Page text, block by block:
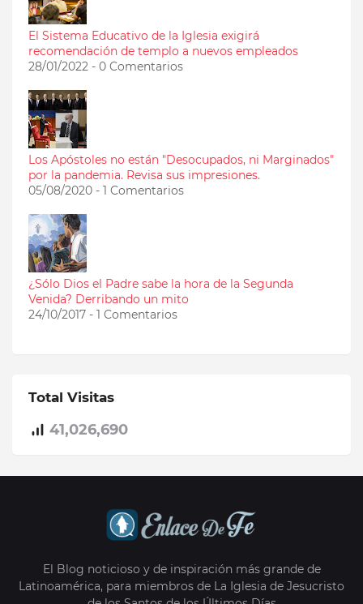
El Sistema Educativo de la Iglesia exigirá
recomendación de templo a nuevos empleados
28/01/2022 - 0 Comentarios
Los Apóstoles no están "Desocupados, ni Marginados"
por la pandemia. Revisa sus impresiones.
05/08/2020 - 1 Comentarios
¿Sólo Dios el Padre sabe la hora de la Segunda
Venida? Derribando un mito
24/10/2017 - 1 Comentarios
Total Visitas
41,026,690
El Blog noticioso y de inspiración más grande de
Latinoamérica, para miembros de La Iglesia de Jesucristo